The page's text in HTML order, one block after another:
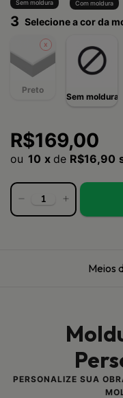
Sem moldura Com moldura
3 Selecione a cor da
Preto
Sem moldura
R$169,00
10 x de R$16,90
Meios
PERSONALIZE SUA